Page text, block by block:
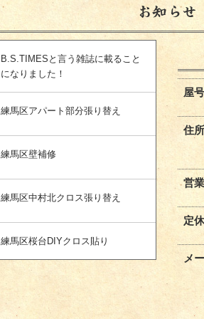
お知らせ
B.S.TIMESと言う雑誌に載ること
になりました！
練馬区アパート部分張り替え
練馬区壁補修
練馬区中村北クロス張り替え
練馬区桜台DIYクロス貼り
屋号
住所
営
定
メ